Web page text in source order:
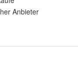
er Anbieter